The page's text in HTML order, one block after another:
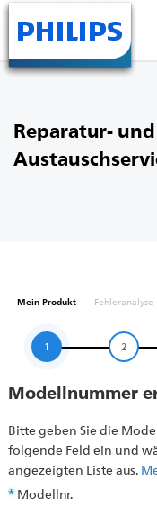
Reparatur- und
Mein Produkt
1
Fehleranalyse
2
Modellnummer
Bitte geben Sie die
folgende Feld ein und
angezeigten Liste aus.
Modellnr.